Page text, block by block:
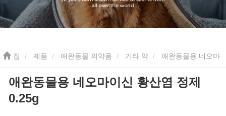
집 제품 애완동물 의약품 기타 약
이신 황산염 정제 0.25g
애완동물용 네오마이신 황산염 정제
0.25g